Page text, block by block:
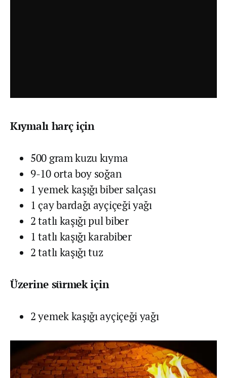
Kıymalı harç için
500 gram kuzu kıyma
9-10 orta boy soğan
1 yemek kaşığı biber salçası
1 çay bardağı ayçiçeği yağı
2 tatlı kaşığı pul biber
1 tatlı kaşığı karabiber
2 tatlı kaşığı tuz
Üzerine sürmek için
2 yemek kaşığı ayçiçeği yağı